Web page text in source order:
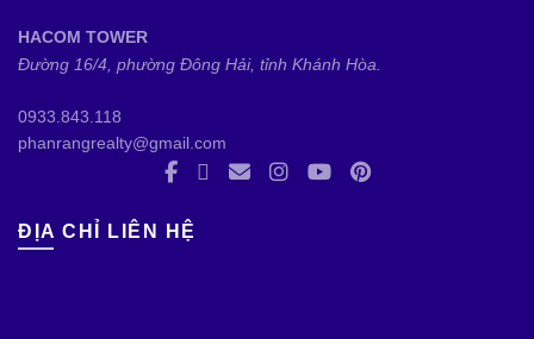
HACOM TOWER
Đường 16/4, phường Đông Hải, tỉnh Khánh Hòa.
0933.843.118
phanrangrealty@gmail.com
ĐỊA CHỈ LIÊN HỆ